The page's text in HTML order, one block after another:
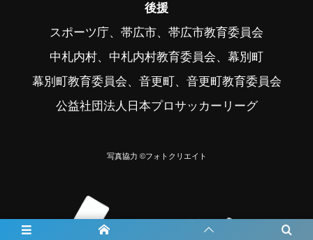
後援
スポーツ庁、帯広市、帯広市教育委員会
中札内村、中札内村教育委員会、幕別町
幕別町教育委員会、音更町、音更町教育委員会
公益社団法人日本プロサッカーリーグ
写真協力 ©フォトクリエイト